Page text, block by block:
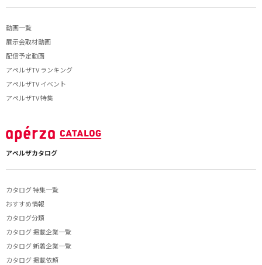
動画一覧
展示会取材動画
配信予定動画
アペルザTV ランキング
アペルザTV イベント
アペルザTV 特集
アペルザカタログ
カタログ 特集一覧
おすすめ情報
カタログ分類
カタログ 掲載企業一覧
カタログ 新着企業一覧
カタログ 掲載依頼